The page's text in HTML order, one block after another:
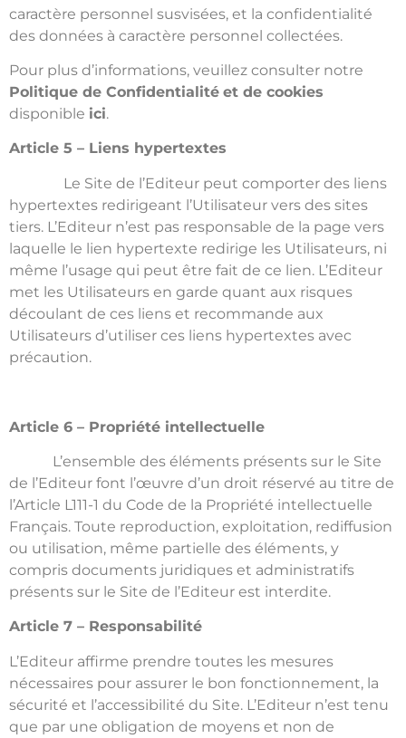
caractère personnel susvisées, et la confidentialité
des données à caractère personnel collectées.
Pour plus d’informations, veuillez consulter notre
Politique de Confidentialité et de cookies
disponible ici.
Article 5 – Liens hypertextes
Le Site de l’Editeur peut comporter des liens
hypertextes redirigeant l’Utilisateur vers des sites
tiers. L’Editeur n’est pas responsable de la page vers
laquelle le lien hypertexte redirige les Utilisateurs, ni
même l’usage qui peut être fait de ce lien. L’Editeur
met les Utilisateurs en garde quant aux risques
découlant de ces liens et recommande aux
Utilisateurs d’utiliser ces liens hypertextes avec
précaution.
Article 6 – Propriété intellectuelle
L’ensemble des éléments présents sur le Site
de l’Editeur font l’œuvre d’un droit réservé au titre de
l’Article L111-1 du Code de la Propriété intellectuelle
Français. Toute reproduction, exploitation, rediffusion
ou utilisation, même partielle des éléments, y
compris documents juridiques et administratifs
présents sur le Site de l’Editeur est interdite.
Article 7 – Responsabilité
L’Editeur affirme prendre toutes les mesures
nécessaires pour assurer le bon fonctionnement, la
sécurité et l’accessibilité du Site. L’Editeur n’est tenu
que par une obligation de moyens et non de